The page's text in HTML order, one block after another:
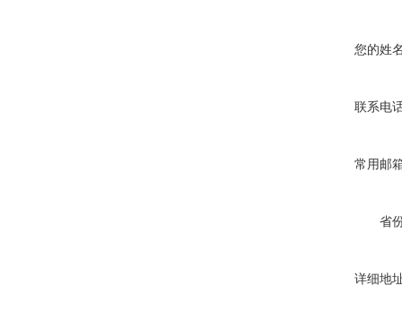
您的姓
联系电
常用邮
省
详细地